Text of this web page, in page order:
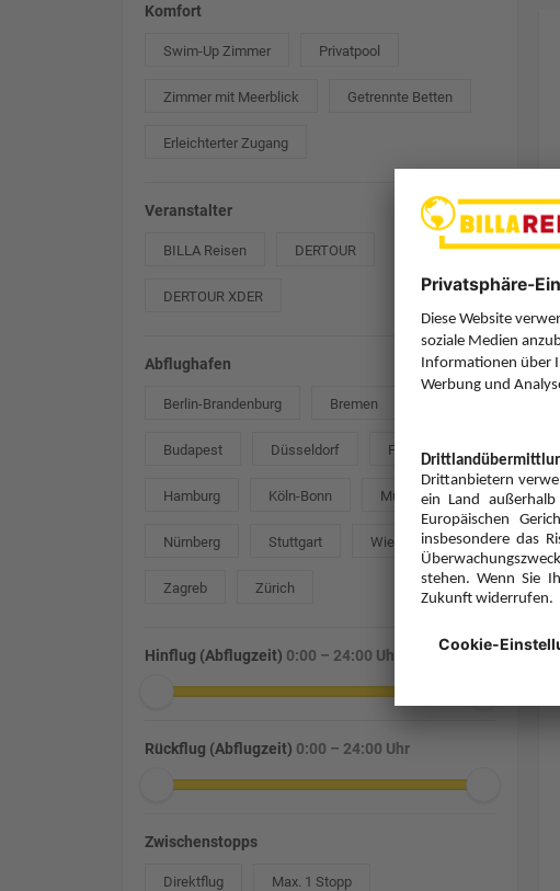
Komfort
Swim-Up Zimmer Privatpool
Zimmer mit Meerblick Getrennte Betten
Erleichterter Zugang
Veranstalter
BILLA Reisen DERTOUR
DERTOUR XDER
Abflughafen
Berlin-Brandenburg Bremen
Budapest Düsseldorf Frankfurt
Hamburg Köln-Bonn München
Nürnberg Stuttgart Wien
Zagreb Zürich
Hinflug (Abflugzeit) 0:00 – 24:00 Uhr
Rückflug (Abflugzeit) 0:00 – 24:00 Uhr
Zwischenstopps
Direktflug Max. 1 Stopp